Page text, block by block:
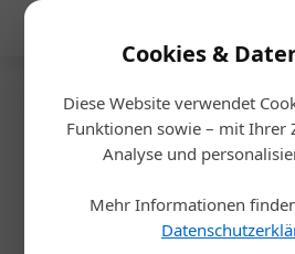
Cookies &
Diese Website verwendet
Funktionen sowie – mit Ihrer
Analyse und
Mehr Informationen
Startseite/Gastro
Rogner Bad